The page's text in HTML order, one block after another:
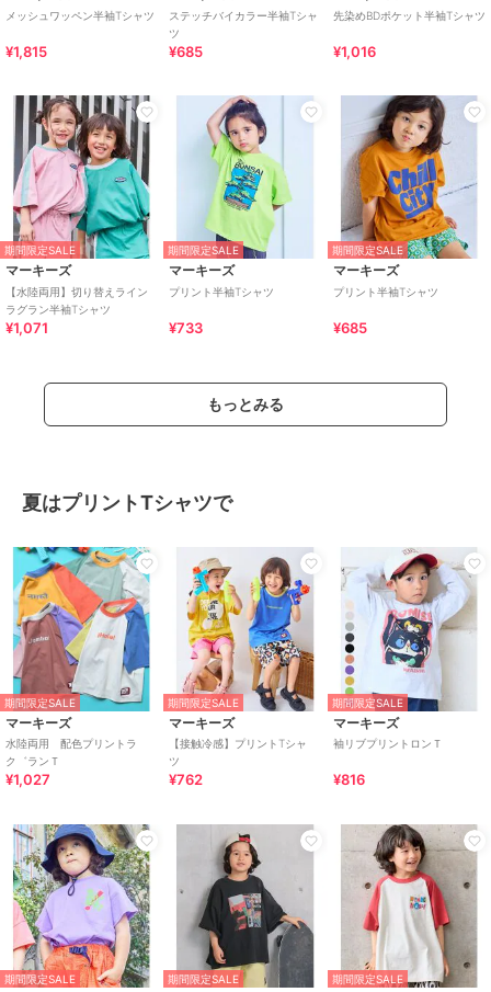
メッシュワッペン半袖Tシャツ
¥1,815
ステッチバイカラー半袖Tシャ
ツ
¥685
先染めBDポケット半袖Tシャツ
¥1,016
期間限定SALE
マーキーズ
【水陸両用】切り替えライン
ラグラン半袖Tシャツ
¥1,071
期間限定SALE
マーキーズ
プリント半袖Tシャツ
¥733
期間限定SALE
マーキーズ
プリント半袖Tシャツ
¥685
もっとみる
夏はプリントTシャツで
期間限定SALE
マーキーズ
水陸両用 配色プリントラ
ク゛ランＴ
¥1,027
期間限定SALE
マーキーズ
【接触冷感】プリントTシャ
ツ
¥762
期間限定SALE
マーキーズ
袖リブプリントロンＴ
¥816
期間限定SALE 期間限定SALE 期間限定SALE